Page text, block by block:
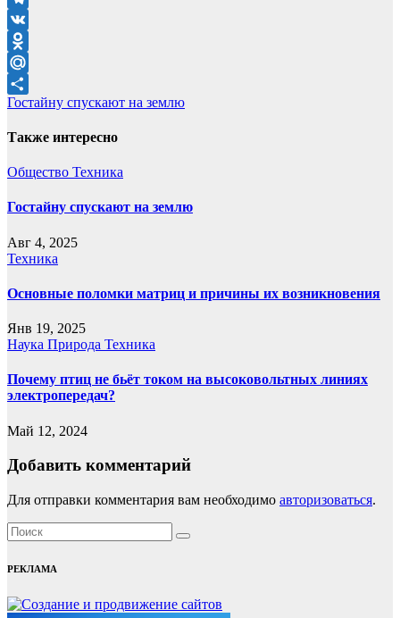
Telegram
VK
Odnoklassniki
Mail.Ru
Отправить
Навигация
по
Гостайну спускают на землю
Также интересно
Общество Техника
Гостайну спускают на землю
Авг 4, 2025
Техника
Основные поломки матриц и причины их возникновения
Янв 19, 2025
Наука Природа Техника
Почему птиц не бьёт током на высоковольтных линиях
электропередач?
Май 12, 2024
Добавить комментарий
Для отправки комментария вам необходимо авторизоваться.
РЕКЛАМА